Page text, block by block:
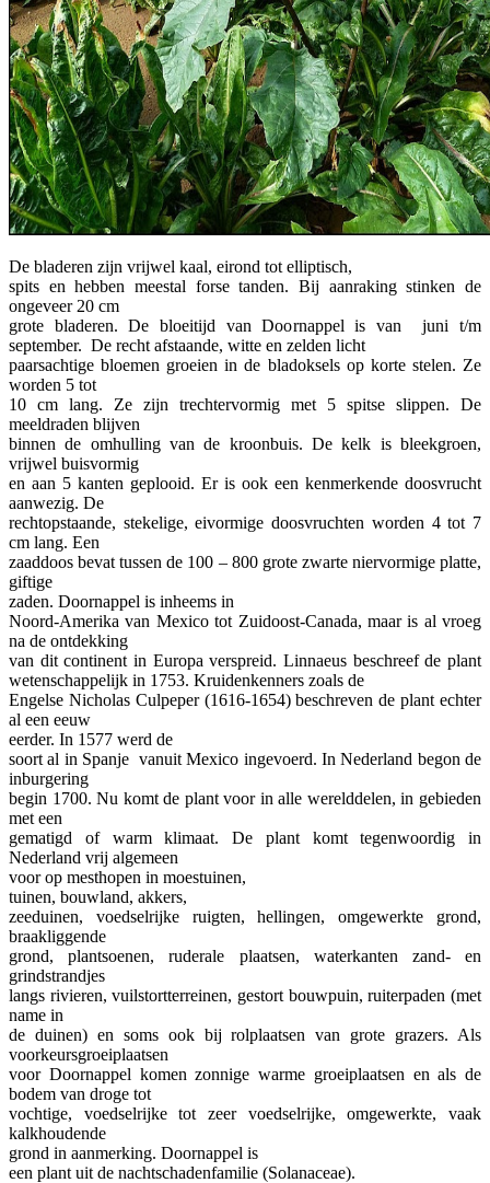
De bladeren zijn vrijwel kaal, eirond tot elliptisch,
spits en hebben meestal forse tanden. Bij aanraking stinken de
ongeveer 20 cm
grote bladeren. De bloeitijd van Doornappel is van juni t/m
september. De recht afstaande, witte en zelden licht
paarsachtige bloemen groeien in de bladoksels op korte stelen. Ze
worden 5 tot
10 cm lang. Ze zijn trechtervormig met 5 spitse slippen. De
meeldraden blijven
binnen de omhulling van de kroonbuis. De kelk is bleekgroen,
vrijwel buisvormig
en aan 5 kanten geplooid. Er is ook een kenmerkende doosvrucht
aanwezig. De
rechtopstaande, stekelige, eivormige doosvruchten worden 4 tot 7
cm lang. Een
zaaddoos bevat tussen de 100 – 800 grote zwarte niervormige platte,
giftige
zaden. Doornappel is inheems in
Noord-Amerika van Mexico tot Zuidoost-Canada, maar is al vroeg
na de ontdekking
van dit continent in Europa verspreid. Linnaeus beschreef de plant
wetenschappelijk in 1753. Kruidenkenners zoals de
Engelse Nicholas Culpeper (1616-1654) beschreven de plant echter
al een eeuw
eerder. In 1577 werd de
soort al in Spanje vanuit Mexico ingevoerd. In Nederland begon de
inburgering
begin 1700. Nu komt de plant voor in alle werelddelen, in gebieden
met een
gematigd of warm klimaat. De plant komt tegenwoordig in
Nederland vrij algemeen
voor op mesthopen in moestuinen,
tuinen, bouwland, akkers,
zeeduinen, voedselrijke ruigten, hellingen, omgewerkte grond,
braakliggende
grond, plantsoenen, ruderale plaatsen, waterkanten zand- en
grindstrandjes
langs rivieren, vuilstortterreinen, gestort bouwpuin, ruiterpaden (met
name in
de duinen) en soms ook bij rolplaatsen van grote grazers. Als
voorkeursgroeiplaatsen
voor Doornappel komen zonnige warme groeiplaatsen en als de
bodem van droge tot
vochtige, voedselrijke tot zeer voedselrijke, omgewerkte, vaak
kalkhoudende
grond in aanmerking. Doornappel is
een plant uit de nachtschadenfamilie (Solanaceae).